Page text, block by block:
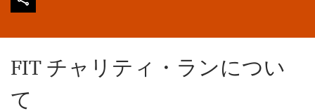
FIT チャリティ・ランについ
て